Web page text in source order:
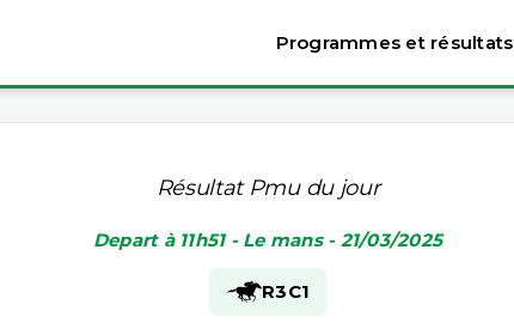
Programmes et résultats
Résultat Pmu du jour
Depart à 11h51 - Le mans - 21/03/2025
R3C1